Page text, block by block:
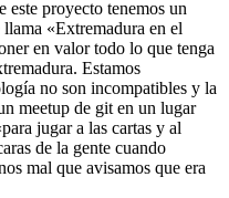
este proyecto tenemos un
«Extremadura en el
en valor todo lo que tenga
Estamos
no son incompatibles y la
meetup de git en un lugar
jugar a las cartas y al
de la gente cuando
mal que avisamos que era